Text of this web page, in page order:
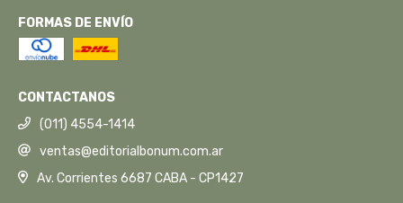
FORMAS DE ENVÍO
CONTACTANOS
(011) 4554-1414
ventas@editorialbonum.com.ar
Av. Corrientes 6687 CABA - CP1427